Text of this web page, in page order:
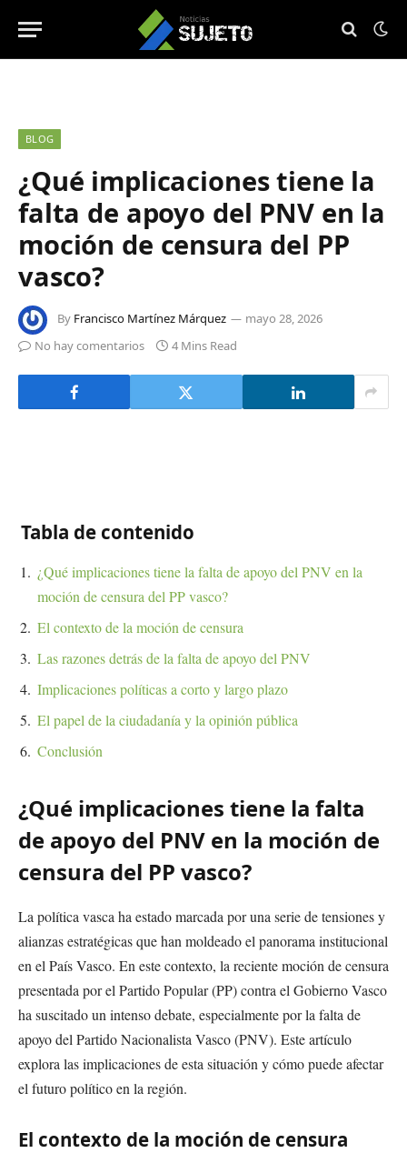
BLOG
¿Qué implicaciones tiene la
falta de apoyo del PNV en la
moción de censura del PP
vasco?
By Francisco Martínez Márquez
mayo 28, 2026
No hay comentarios
4 Mins Read
Tabla de contenido
¿Qué implicaciones tiene la falta de apoyo del PNV en la
moción de censura del PP vasco?
El contexto de la moción de censura
Las razones detrás de la falta de apoyo del PNV
Implicaciones políticas a corto y largo plazo
El papel de la ciudadanía y la opinión pública
Conclusión
¿Qué implicaciones tiene la falta
de apoyo del PNV en la moción de
censura del PP vasco?
La política vasca ha estado marcada por una serie de tensiones y
alianzas estratégicas que han moldeado el panorama institucional
en el País Vasco. En este contexto, la reciente moción de censura
presentada por el Partido Popular (PP) contra el Gobierno Vasco
ha suscitado un intenso debate, especialmente por la falta de
apoyo del Partido Nacionalista Vasco (PNV). Este artículo
explora las implicaciones de esta situación y cómo puede afectar
el futuro político en la región.
El contexto de la moción de censura